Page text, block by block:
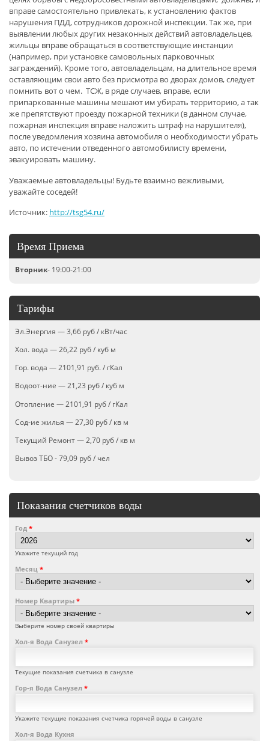
вправе самостоятельно привлекать, к установлению фактов
нарушения ПДД, сотрудников дорожной инспекции. Так же, при
выявлении любых других незаконных действий автовладельцев,
жильцы вправе обращаться в соответствующие инстанции
(например, при установке самовольных парковочных
заграждений). Кроме того, автовладельцам, на длительное время
оставляющим свои авто без присмотра во дворах домов, следует
помнить вот о чем. ТСЖ, в ряде случаев, вправе, если
припаркованные машины мешают им убирать территорию, а так
же препятствуют проезду пожарной техники (в данном случае,
пожарная инспекция вправе наложить штраф на нарушителя),
после уведомления хозяина автомобиля о необходимости убрать
авто, по истечении отведенного автомобилисту времени,
эвакуировать машину.
Уважаемые автовладельцы! Будьте взаимно вежливыми,
уважайте соседей!
Источник: http://tsg54.ru/
Время Приема
Вторник- 19:00-21:00
Тарифы
Эл.Энергия — 3,66 руб / кВт/час
Хол. вода — 26,22 руб / куб м
Гор. вода — 2101,91 руб. / гКал
Водоот-ние — 21,23 руб / куб м
Отопление — 2101,91 руб / гКал
Сод-ие жилья — 27,30 руб / кв м
Текущий Ремонт — 2,70 руб / кв м
Вывоз ТБО - 79,09 руб / чел
Показания счетчиков воды
Год *
Укажите текущий год
Месяц *
Номер Квартиры *
Выберите номер своей квартиры
Хол-я Вода Санузел *
Текущие показания счетчика в санузле
Гор-я Вода Санузел *
Укажите текущие показания счетчика горячей воды в санузле
Хол-я Вода Кухня